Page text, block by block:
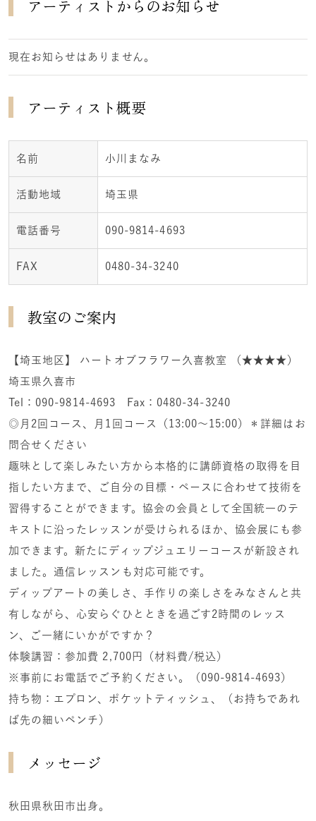
アーティストからのお知らせ
現在お知らせはありません。
アーティスト概要
名前 小川まなみ
活動地域 埼玉県
電話番号 090-9814-4693
FAX 0480-34-3240
教室のご案内
【埼玉地区】 ハートオブフラワー久喜教室 （★★★★）
埼玉県久喜市
Tel：090-9814-4693 Fax：0480-34-3240
◎月2回コース、月1回コース（13:00〜15:00）＊詳細はお
問合せください
趣味として楽しみたい方から本格的に講師資格の取得を目
指したい方まで、ご自分の目標・ペースに合わせて技術を
習得することができます。協会の会員として全国統一のテ
キストに沿ったレッスンが受けられるほか、協会展にも参
加できます。新たにディップジュエリーコースが新設され
ました。通信レッスンも対応可能です。
ディップアートの美しさ、手作りの楽しさをみなさんと共
有しながら、心安らぐひとときを過ごす2時間のレッス
ン、ご一緒にいかがですか？
体験講習：参加費 2,700円（材料費/税込）
※事前にお電話でご予約ください。（090-9814-4693）
持ち物：エプロン、ポケットティッシュ、（お持ちであれ
ば先の細いペンチ）
メッセージ
秋田県秋田市出身。